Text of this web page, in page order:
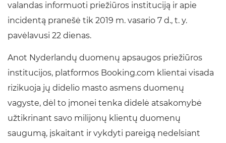
valandas informuoti priežiūros instituciją ir apie
incidentą pranešė tik 2019 m. vasario 7 d., t. y.
pavėlavusi 22 dienas.
Anot Nyderlandų duomenų apsaugos priežiūros
institucijos, platformos Booking.com klientai visada
rizikuoja jų didelio masto asmens duomenų
vagyste, dėl to įmonei tenka didelė atsakomybė
užtikrinant savo milijonų klientų duomenų
saugumą, įskaitant ir vykdyti pareigą nedelsiant